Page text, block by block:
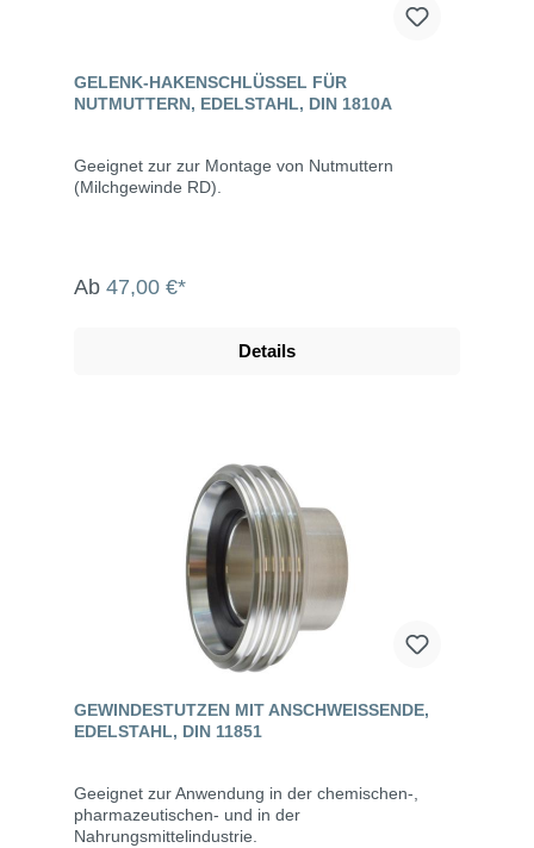
GELENK-HAKENSCHLÜSSEL FÜR
NUTMUTTERN, EDELSTAHL, DIN 1810A
Geeignet zur zur Montage von Nutmuttern
(Milchgewinde RD).
Ab 47,00 €*
Details
GEWINDESTUTZEN MIT ANSCHWEISSENDE, E
DELSTAHL, DIN 11851
Geeignet zur Anwendung in der chemischen-,
pharmazeutischen- und in der
Nahrungsmittelindustrie.